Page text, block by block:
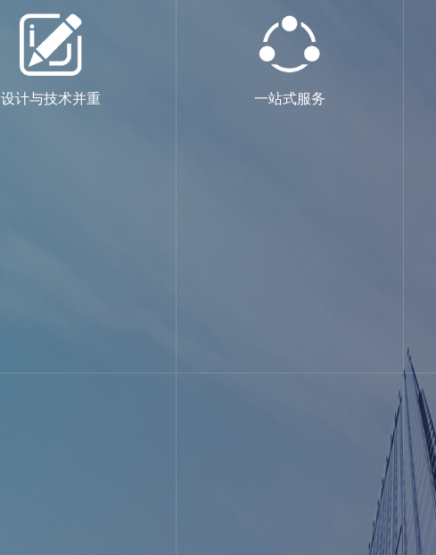
设计与技术并重 一站式服务